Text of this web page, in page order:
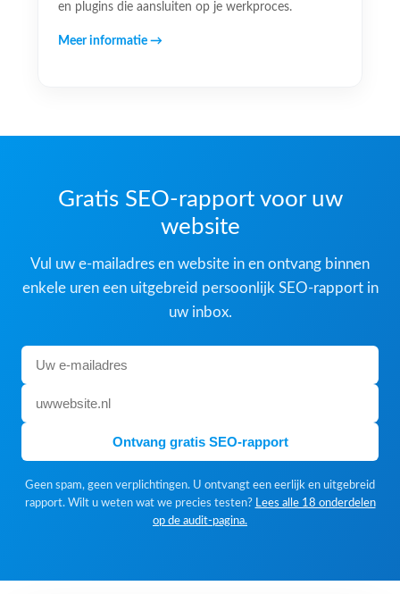
en plugins die aansluiten op je werkproces.
Meer informatie →
Gratis SEO-rapport voor uw
website
Vul uw e-mailadres en website in en ontvang binnen
enkele uren een uitgebreid persoonlijk SEO-rapport in
uw inbox.
Ontvang gratis SEO-rapport
Geen spam, geen verplichtingen. U ontvangt een eerlijk en uitgebreid
rapport. Wilt u weten wat we precies testen? Lees alle 18 onderdelen
op de audit-pagina.